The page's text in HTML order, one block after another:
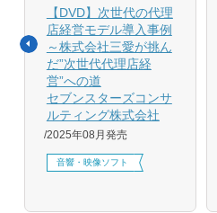
【DVD】次世代の代理
店経営モデル導入事例
～株式会社三愛が挑ん
だ”次世代代理店経
営”への道
セブンスターズコンサ
ルティング株式会社
2025年08月発売
音響・映像ソフト